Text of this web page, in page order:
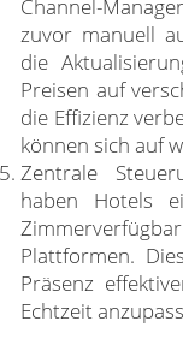
Channel-
zuvor manuell
die
Preisen auf
die Effizienz
können sich auf
Zentrale
haben Hotels
Plattformen.
Präsenz
Echtzeit